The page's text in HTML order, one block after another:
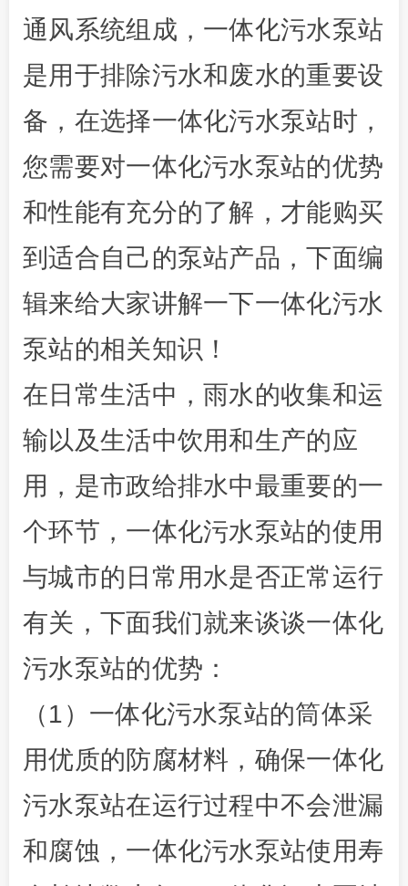
通风系统组成，一体化污水泵站
是用于排除污水和废水的重要设
备，在选择一体化污水泵站时，
您需要对一体化污水泵站的优势
和性能有充分的了解，才能购买
到适合自己的泵站产品，下面编
辑来给大家讲解一下一体化污水
泵站的相关知识！
在日常生活中，雨水的收集和运
输以及生活中饮用和生产的应
用，是市政给排水中最重要的一
个环节，一体化污水泵站的使用
与城市的日常用水是否正常运行
有关，下面我们就来谈谈一体化
污水泵站的优势：
（1）一体化污水泵站的筒体采
用优质的防腐材料，确保一体化
污水泵站在运行过程中不会泄漏
和腐蚀，一体化污水泵站使用寿